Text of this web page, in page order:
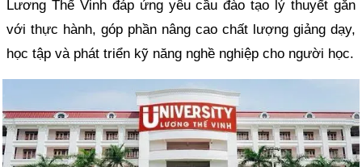
Lương Thế Vinh đáp ứng yêu cầu đào tạo lý thuyết gắn
với thực hành, góp phần nâng cao chất lượng giảng dạy,
học tập và phát triển kỹ năng nghề nghiệp cho người học.